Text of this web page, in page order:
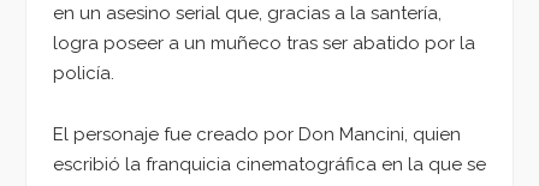
en un asesino serial que, gracias a la santería,
logra poseer a un muñeco tras ser abatido por la
policía.
El personaje fue creado por Don Mancini, quien
escribió la franquicia cinematográfica en la que se